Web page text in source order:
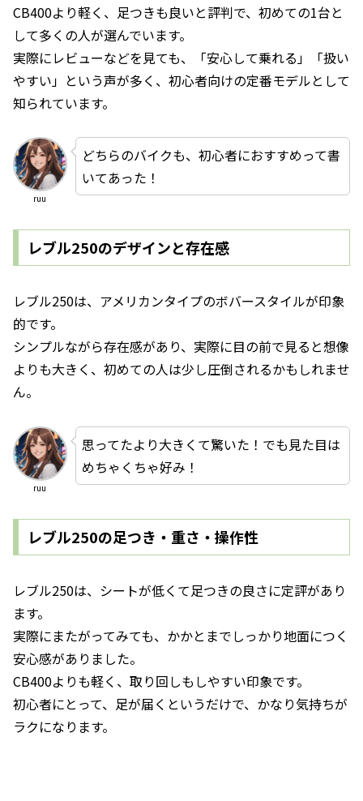
CB400より軽く、足つきも良いと評判で、初めての1台と
して多くの人が選んでいます。
実際にレビューなどを見ても、「安心して乗れる」「扱い
やすい」という声が多く、初心者向けの定番モデルとして
知られています。
ruu
どちらのバイクも、初心者におすすめって書
いてあった！
レブル250のデザインと存在感
レブル250は、アメリカンタイプのボバースタイルが印象
的です。
シンプルながら存在感があり、実際に目の前で見ると想像
よりも大きく、初めての人は少し圧倒されるかもしれませ
ん。
ruu
思ってたより大きくて驚いた！でも見た目は
めちゃくちゃ好み！
レブル250の足つき・重さ・操作性
レブル250は、シートが低くて足つきの良さに定評があり
ます。
実際にまたがってみても、かかとまでしっかり地面につく
安心感がありました。
CB400よりも軽く、取り回しもしやすい印象です。
初心者にとって、足が届くというだけで、かなり気持ちが
ラクになります。